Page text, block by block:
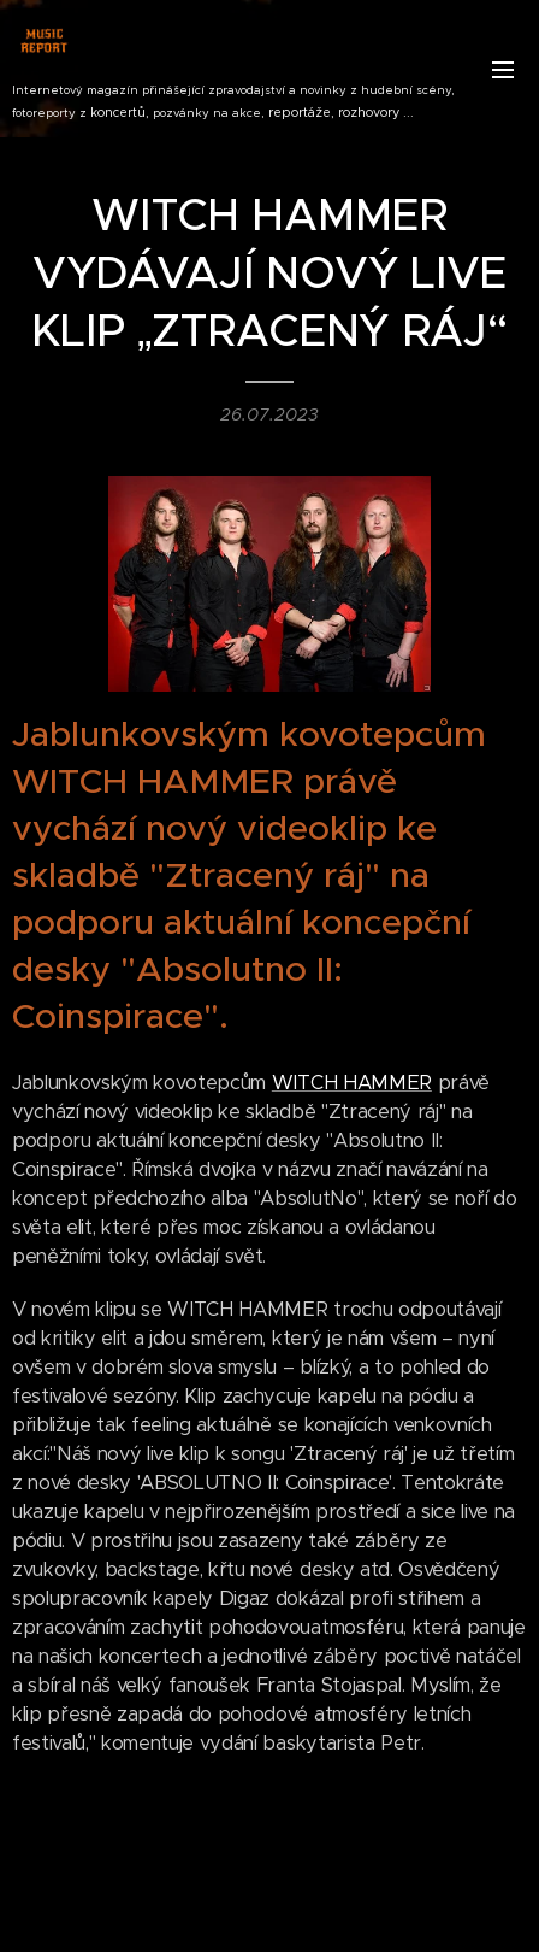
Internetový magazín přinášející zpravodajství a novinky z hudební scény,
fotoreporty z koncertů, pozvánky na akce, reportáže, rozhovory ...
WITCH HAMMER
VYDÁVAJÍ NOVÝ LIVE
KLIP „ZTRACENÝ RÁJ“
26.07.2023
Jablunkovským kovotepcům
WITCH HAMMER právě
vychází nový videoklip ke
skladbě "Ztracený ráj" na
podporu aktuální koncepční
desky "Absolutno II:
Coinspirace".
Jablunkovským kovotepcům WITCH HAMMER právě
vychází nový videoklip ke skladbě "Ztracený ráj" na
podporu aktuální koncepční desky "Absolutno II:
Coinspirace". Římská dvojka v názvu značí navázání na
koncept předchozího alba "AbsolutNo", který se noří do
světa elit, které přes moc získanou a ovládanou
peněžními toky, ovládají svět.
V novém klipu se WITCH HAMMER trochu odpoutávají
od kritiky elit a jdou směrem, který je nám všem – nyní
ovšem v dobrém slova smyslu – blízký, a to pohled do
festivalové sezóny. Klip zachycuje kapelu na pódiu a
přibližuje tak feeling aktuálně se konajících venkovních
akcí:"Náš nový live klip k songu 'Ztracený ráj' je už třetím
z nové desky 'ABSOLUTNO II: Coinspirace'. Tentokráte
ukazuje kapelu v nejpřirozenějším prostředí a sice live na
pódiu. V prostřihu jsou zasazeny také záběry ze
zvukovky, backstage, křtu nové desky atd. Osvědčený
spolupracovník kapely Digaz dokázal profi střihem a
zpracováním zachytit pohodovouatmosféru, která panuje
na našich koncertech a jednotlivé záběry poctivě natáčel
a sbíral náš velký fanoušek Franta Stojaspal. Myslím, že
klip přesně zapadá do pohodové atmosféry letních
festivalů," komentuje vydání baskytarista Petr.